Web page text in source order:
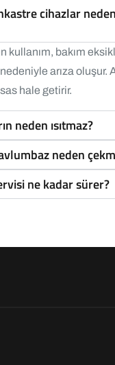
cihazlar
kullanım, bakım
arıza oluşur.
hale getirir.
neden ısıtmaz?
neden
ne kadar sürer?